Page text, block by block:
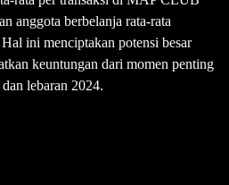
anggota berbelanja rata-rata
ini menciptakan potensi besar
keuntungan dari momen penting
lebaran 2024.